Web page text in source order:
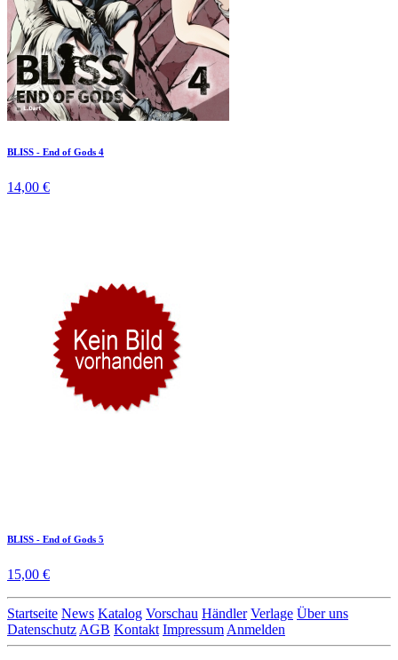
BLISS - End of Gods 4
14,00 €
BLISS - End of Gods 5
15,00 €
Startseite News Katalog Vorschau Händler Verlage Über uns
Datenschutz AGB Kontakt Impressum Anmelden